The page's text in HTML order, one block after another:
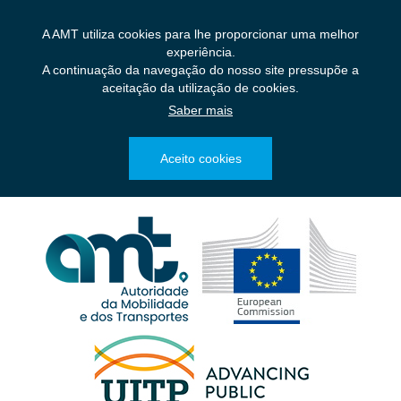
A AMT utiliza cookies para lhe proporcionar uma melhor
experiência.
A continuação da navegação do nosso site pressupõe a
aceitação da utilização de cookies.
Saber mais
Aceito cookies